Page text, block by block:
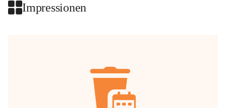
Impressionen